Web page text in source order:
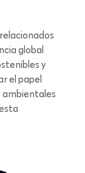
global
y
el papel
ambientales